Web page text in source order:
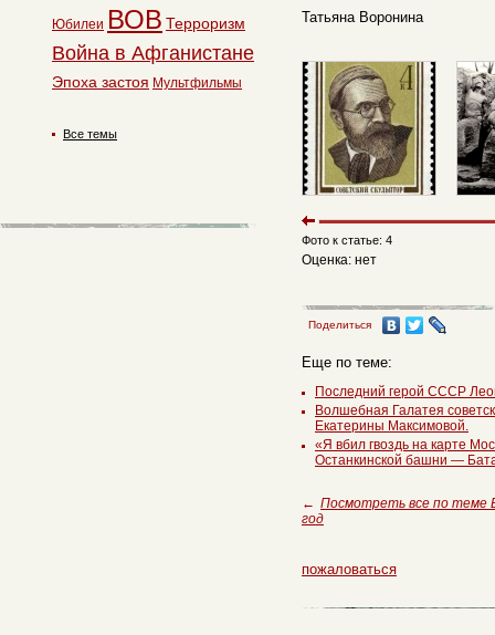
Татьяна Воронина
Фото к статье: 4
Оценка: нет
Поделиться
Еще по теме:
Последний герой СССР
Волшебная Галатея
Екатерины Максимовой.
«Я вбил гвоздь на карте
Останкинской башни —
← Посмотреть все по теме
год
пожаловаться
Юбилеи ВОВ Терроризм
Война в Афганистане
Эпоха застоя Мультфильмы
Все темы